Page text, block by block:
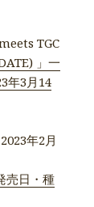
TGC
」一
年3月14
年2月
売日・種